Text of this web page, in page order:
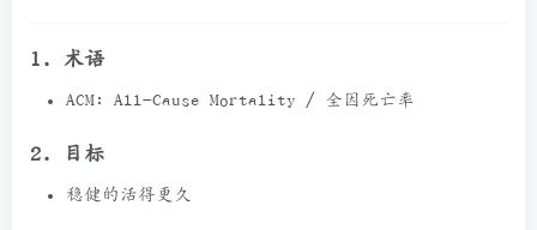
1. 术语
ACM: All-Cause Mortality / 全因死亡率
2. 目标
稳健的活得更久